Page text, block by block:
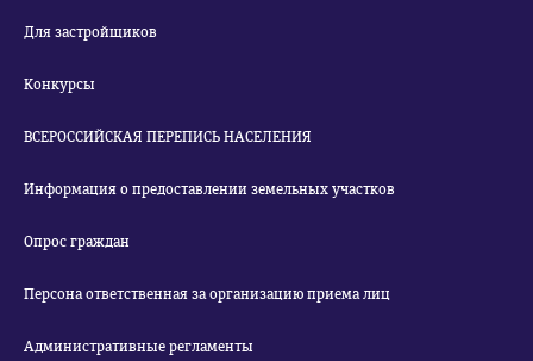
Для застройщиков
Конкурсы
ВСЕРОССИЙСКАЯ ПЕРЕПИСЬ НАСЕЛЕНИЯ
Информация о предоставлении земельных участков
Опрос граждан
Персона ответственная за организацию приема лиц
Административные регламенты